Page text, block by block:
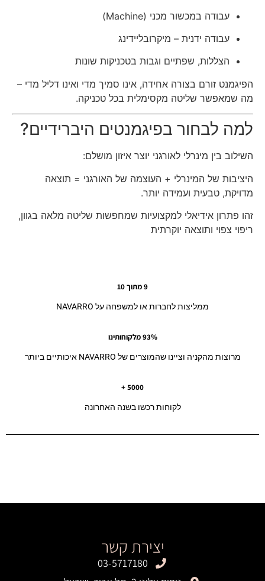
עבודה במכשור מכני (Machine)
עבודה ידנית – מיקרובליידינג
הצללות, שפתיים וגבות בטכניקות שונות
הפיגמנט זורם בצורה אחידה, אינו סמיך מדי ואינו דליל מדי –
מה שמאפשר שליטה מקסימלית בכל טכניקה.
למה לבחור בפיגמנטים היברידיים?
השילוב בין מינרלי לאורגני יוצר איזון מושלם:
היציבות של המינרלי + העוצמה של האורגני = תוצאה
מדויקת, טבעית ועמידה יותר.
זהו פתרון אידיאלי למקצועיות שמחפשות שליטה מלאה בגוון,
ריפוי צפוי ותוצאה יוקרתית
9 מתוך 10
ממליצות לחברות או למשפחה על NAVARRO
93% מלקוחותינו
מרוצות מהקניה וציינו שהמוצרים של NAVARRO איכותיים ביותר
5000 +
לקוחות רכשו בשנה האחרונה
יצירת קשר
03-5717180